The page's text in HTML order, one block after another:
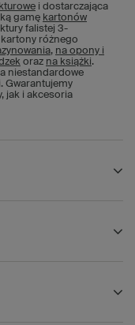
i dostarczająca
gamę kartonów
falistej 3-
różnego
, na opony i
oraz na książki.
niestandardowe
Gwarantujemy
jak i akcesoria